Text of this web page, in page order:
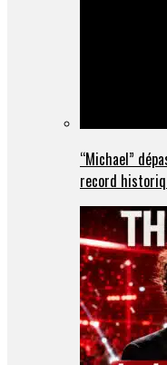
“Michael”
record